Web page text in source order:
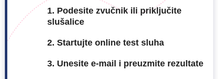
1. Podesite zvučnik ili priključite
slušalice
2. Startujte online test sluha
3. Unesite e-mail i preuzmite rezultate